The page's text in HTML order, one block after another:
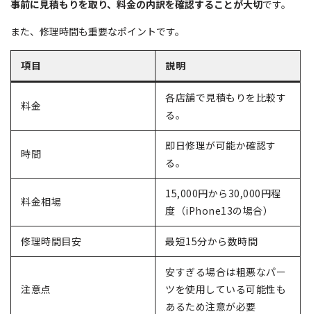
事前に見積もりを取り、料金の内訳を確認することが大切です。
また、修理時間も重要なポイントです。
項目 説明
料金
各店舗で見積もりを比較す
る。
時間
即日修理が可能か確認す
る。
料金相場
15,000円から30,000円程
度（iPhone13の場合）
修理時間目安 最短15分から数時間
注意点
安すぎる場合は粗悪なパー
ツを使用している可能性も
あるため注意が必要